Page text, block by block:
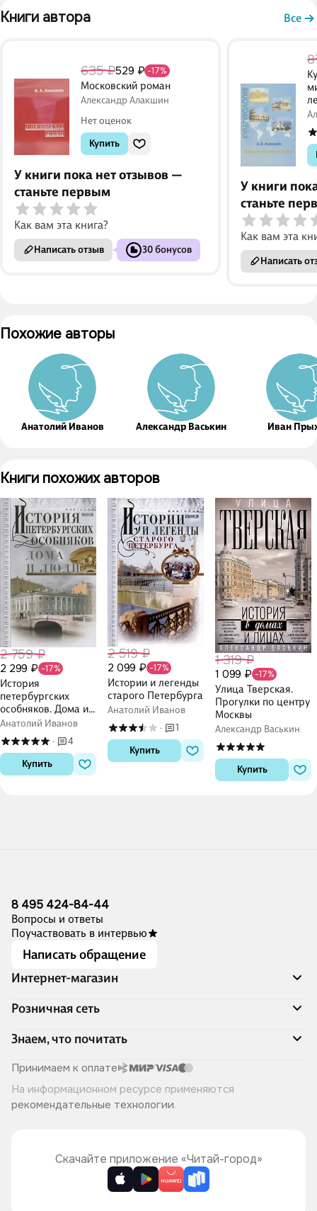
Книги автора Все
635 ₽529 ₽ -17%
Московский роман
Александр Алакшин
Нет оценок
Купить
У книги пока нет отзывов —
станьте первым
Как вам эта книга?
Написать отзыв 30 бонусов
У книги
станьте
Как вам эта
Написать
Похожие авторы
Анатолий Иванов Александр Васькин Иван
Книги похожих авторов
2 759 ₽
2 299 ₽ -17%
История
петербургских
особняков. Дома и
люди
Анатолий Иванов
·
4
Купить
2 519 ₽
2 099 ₽ -17%
Истории и легенды
старого Петербурга
Анатолий Иванов
·
1
Купить
1 319 ₽
1 099 ₽ -17%
Улица Тверская.
Прогулки по центру
Москвы
Александр Васькин
Купить
8 495 424-84-44
Вопросы и ответы
Поучаствовать в интервью
Написать обращение
Интернет-магазин
Акции
Доставка и оплата
Программа лояльности
Подарочные сертификаты
Правила продажи
Политика конфиденциальности
Розничная сеть
Адреса магазинов
О компании
Хотите у нас работать?
Знаем, что почитать
Скоро в продаже
Лучшие из лучших
Читай-журнал
Принимаем к оплате
На информационном ресурсе применяются
рекомендательные технологии.
Скачайте приложение «Читай-город»